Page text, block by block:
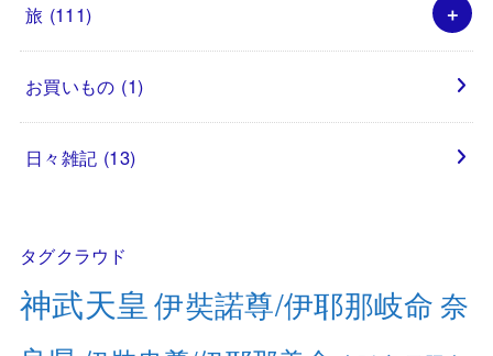
旅 (111)
お買いもの (1)
日々雑記 (13)
タグクラウド
神武天皇 伊奘諾尊/伊耶那岐命 奈